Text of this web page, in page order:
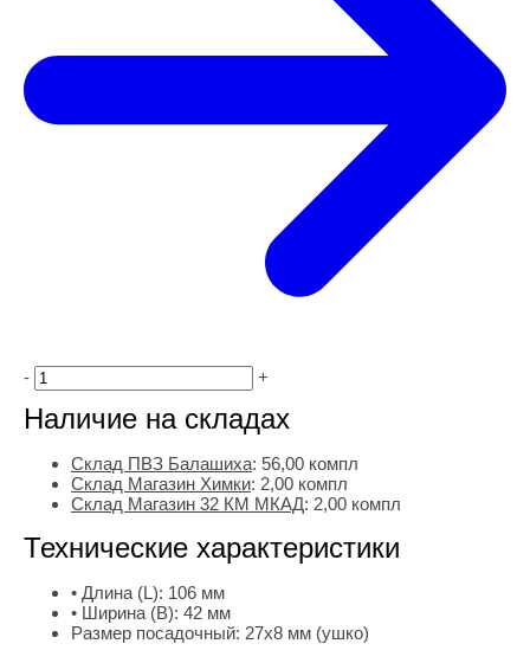
- +
Наличие на складах
Склад ПВЗ Балашиха: 56,00 компл
Склад Магазин Химки: 2,00 компл
Склад Магазин 32 КМ МКАД: 2,00 компл
Технические характеристики
• Длина (L): 106 мм
• Ширина (B): 42 мм
Размер посадочный: 27х8 мм (ушко)